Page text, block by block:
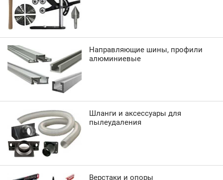
Направляющие шины, профили
алюминиевые
Шланги и аксессуары для
пылеудаления
Верстаки и опоры